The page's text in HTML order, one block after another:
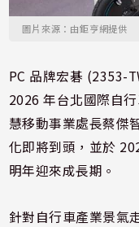
圖片來源：由鉅亨網提供
PC 品牌宏碁 (2353-
2026 年台北國際自
慧移動事業處長蔡傑
化即將到頭，並於
明年迎來成長期。
針對自行車產業景氣